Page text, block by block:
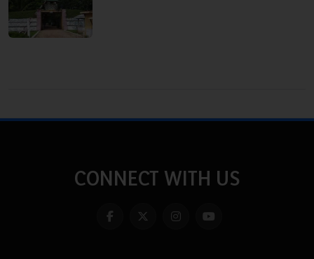
CONNECT WITH US